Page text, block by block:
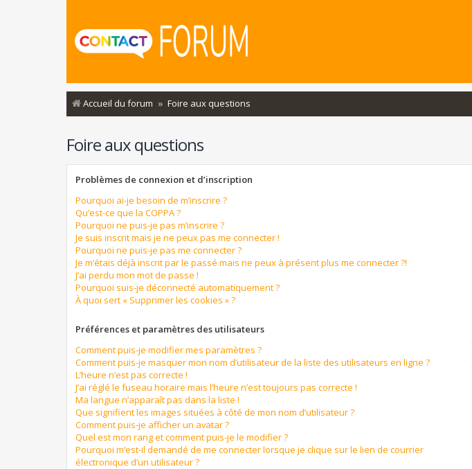
Accueil du forum Foire aux questions
Foire aux questions
Problèmes de connexion et d’inscription
Pourquoi ai-je besoin de m’inscrire ?
Qu’est-ce que la COPPA ?
Pourquoi ne puis-je pas m’inscrire ?
Je suis inscrit mais je ne peux pas me connecter !
Pourquoi ne puis-je pas me connecter ?
Je m’étais déjà inscrit par le passé mais ne peux à présent plus me connecter ?!
J’ai perdu mon mot de passe !
Pourquoi suis-je déconnecté automatiquement ?
À quoi sert « Supprimer les cookies » ?
Préférences et paramètres des utilisateurs
Comment puis-je modifier mes paramètres ?
Comment puis-je masquer mon nom d’utilisateur de la liste des utilisateurs en ligne ?
L’heure n’est pas correcte !
J’ai réglé le fuseau horaire mais l’heure n’est toujours pas correcte !
Ma langue n’apparaît pas dans la liste !
Que signifient les images situées à côté de mon nom d’utilisateur ?
Comment puis-je afficher un avatar ?
Quel est mon rang et comment puis-je le modifier ?
Pourquoi m’est-il demandé de me connecter lorsque je clique sur le lien de courrier
électronique d’un utilisateur ?